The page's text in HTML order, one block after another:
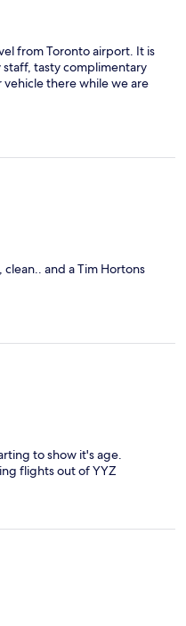
from Toronto airport. It is
tasty complimentary
there while we are
and a Tim Hortons
to show it's age.
flights out of YYZ